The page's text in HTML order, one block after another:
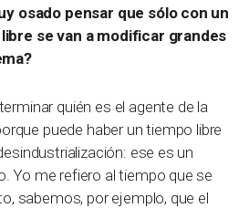
osado pensar que sólo con un
se van a modificar grandes
quién es el agente de la
puede haber un tiempo libre
ese es un
Yo me refiero al tiempo que se
sabemos, por ejemplo, que el